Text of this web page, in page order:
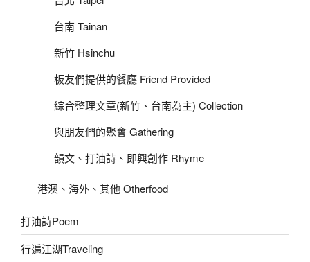
台南 Tainan
新竹 Hsinchu
板友們提供的餐廳 Friend Provided
綜合整理文章(新竹、台南為主) Collection
與朋友們的聚會 Gathering
韻文、打油詩、即興創作 Rhyme
港澳、海外、其他 Otherfood
打油詩Poem
行遍江湖Traveling